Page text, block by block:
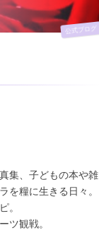
公式ブログ
集、子どもの本や雑
を糧に生きる日々。
。
ツ観戦。